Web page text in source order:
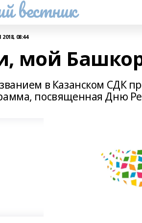
вестник
08:44
мой
в Казанском СДК
посвященная Дню